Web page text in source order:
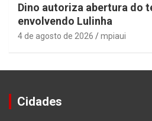
Dino autoriza abertura do
envolvendo Lulinha
4 de agosto de 2026 mpiaui
Cidades